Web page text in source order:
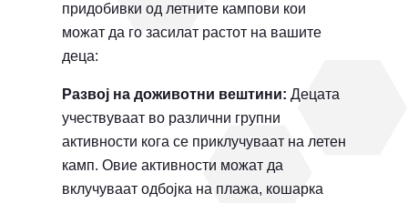
придобивки од летните кампови кои
можат да го засилат растот на вашите
деца:
Развој на доживотни вештини: Децата
учествуваат во различни групни
активности кога се приклучуваат на летен
камп. Овие активности можат да
вклучуваат одбојка на плажа, кошарка